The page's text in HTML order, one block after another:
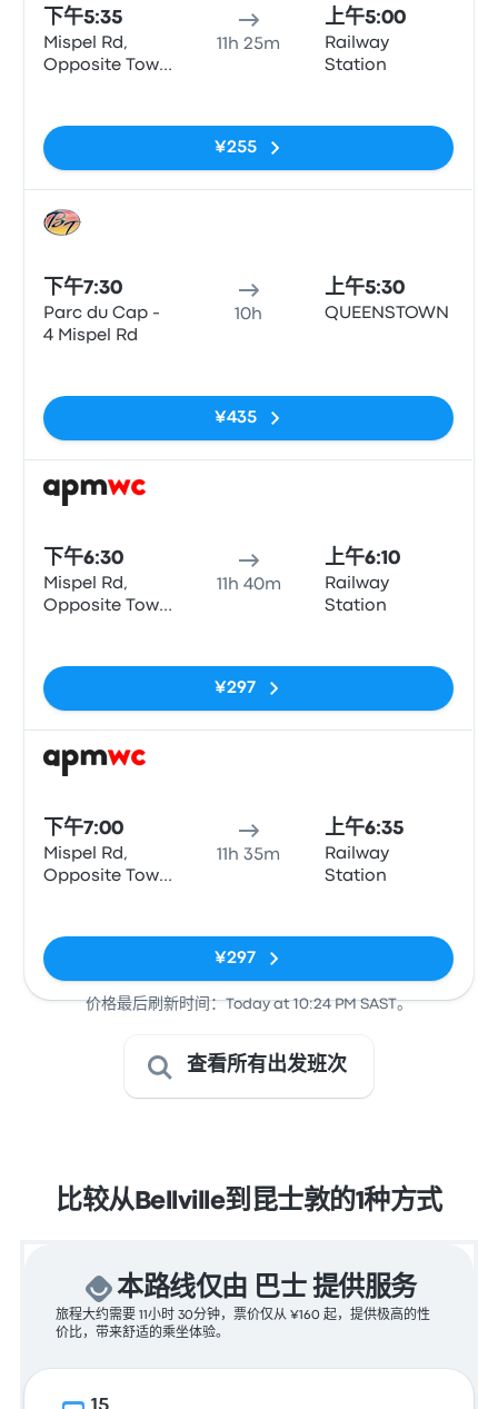
下午5:35
Mispel Rd,
Opposite Town
11h 25m
上午5:00
Railway
Station
¥255
下午7:30
Parc du Cap -
4 Mispel Rd
10h
上午5:30
QUEENSTOWN
¥435
下午6:30
Mispel Rd,
Opposite Town
11h 40m
上午6:10
Railway
Station
¥297
下午7:00
Mispel Rd,
Opposite Town
11h 35m
上午6:35
Railway
Station
¥297
价格最后刷新时间：Today at 10:24 PM SAST。
查看所有出发班次
比较从Bellville到昆士敦的1种方式
本路线仅由 巴士 提供服务
旅程大约需要 11小时 30分钟，票价仅从 ¥160 起，提供极高的性
价比，带来舒适的乘坐体验。